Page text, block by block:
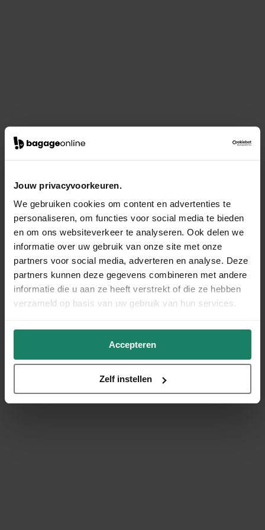
Jouw privacyvoorkeuren.
We gebruiken cookies om content en advertenties te
personaliseren, om functies voor social media te bieden
en om ons websiteverkeer te analyseren. Ook delen we
informatie over uw gebruik van onze site met onze
partners voor social media, adverteren en analyse. Deze
partners kunnen deze gegevens combineren met andere
informatie die u aan ze heeft verstrekt of die ze hebben
verzameld op basis van uw gebruik van hun services.
Accepteren
Zelf instellen